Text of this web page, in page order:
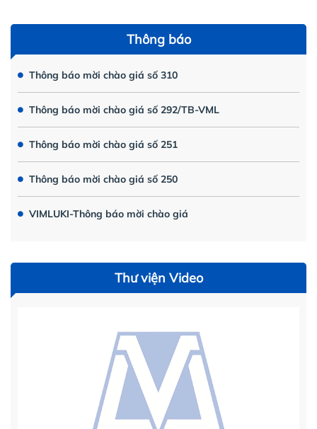
Thông báo
Thông báo mời chào giá số 310
Thông báo mời chào giá số 292/TB-VML
Thông báo mời chào giá số 251
Thông báo mời chào giá số 250
VIMLUKI-Thông báo mời chào giá
Thư viện Video